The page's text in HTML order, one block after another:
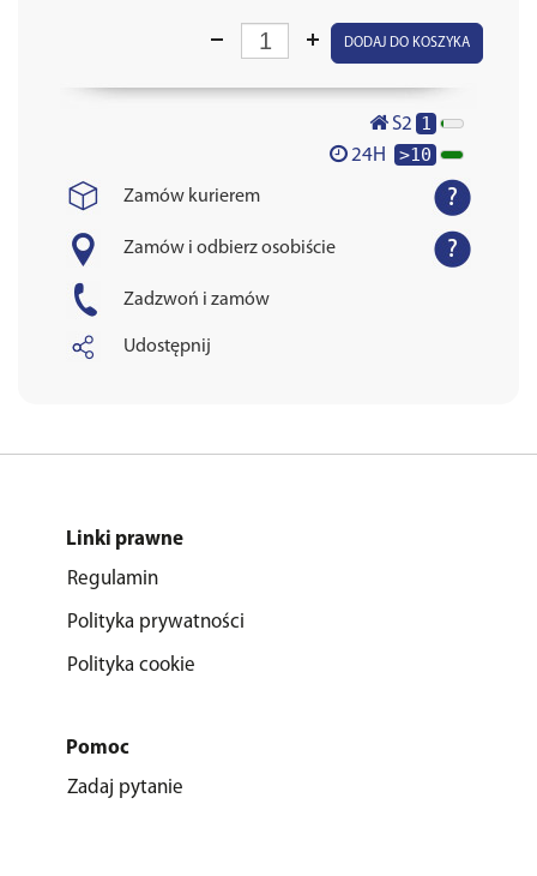
DODAJ DO KOSZYKA
S2 1
24H >10
Zamów kurierem
Zamów i odbierz osobiście
Zadzwoń i zamów
Udostępnij
Linki prawne
Regulamin
Polityka prywatności
Polityka cookie
Pomoc
Zadaj pytanie